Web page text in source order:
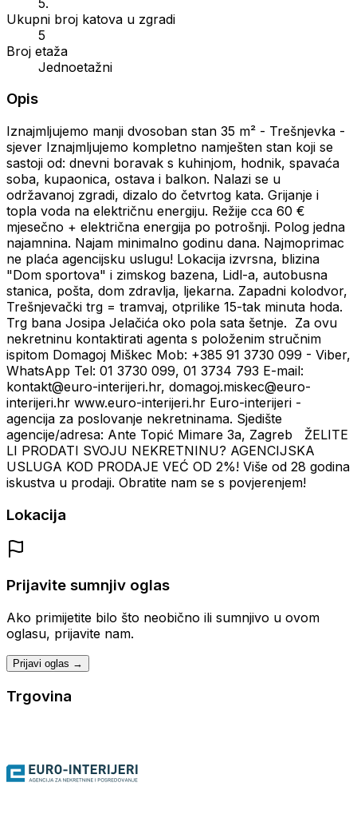
Ukupni broj katova u zgradi
5
Broj etaža
Jednoetažni
Opis
Iznajmljujemo manji dvosoban stan 35 m² - Trešnjevka -
sjever Iznajmljujemo kompletno namješten stan koji se
sastoji od: dnevni boravak s kuhinjom, hodnik, spavaća
soba, kupaonica, ostava i balkon. Nalazi se u
održavanoj zgradi, dizalo do četvrtog kata. Grijanje i
topla voda na električnu energiju. Režije cca 60 €
mjesečno + električna energija po potrošnji. Polog jedna
najamnina. Najam minimalno godinu dana. ‍Najmoprimac
ne plaća agencijsku uslugu! Lokacija izvrsna, blizina
"Dom sportova" i zimskog bazena, Lidl-a, autobusna
stanica, pošta, dom zdravlja, ljekarna. Zapadni kolodvor,
Trešnjevački trg = tramvaj, otprilike 15-tak minuta hoda.
Trg bana Josipa Jelačića oko pola sata šetnje. ‍ Za ovu
nekretninu kontaktirati agenta s položenim stručnim
ispitom Domagoj Miškec Mob: +385 91 3730 099 - Viber,
WhatsApp Tel: 01 3730 099, 01 3734 793 E-mail:
kontakt@euro-interijeri.hr, domagoj.miskec@euro-
interijeri.hr www.euro-interijeri.hr Euro-interijeri -
agencija za poslovanje nekretninama. Sjedište
agencije/adresa: Ante Topić Mimare 3a, Zagreb ŽELITE
LI PRODATI SVOJU NEKRETNINU? AGENCIJSKA
USLUGA KOD PRODAJE VEĆ OD 2%! Više od 28 godina
iskustva u prodaji. Obratite nam se s povjerenjem!
Lokacija
Prijavite sumnjiv oglas
Ako primijetite bilo što neobično ili sumnjivo u ovom
oglasu, prijavite nam.
Prijavi oglas →
Trgovina